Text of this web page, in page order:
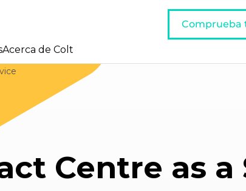
Acerca de Colt
Comprueba
Centre as a